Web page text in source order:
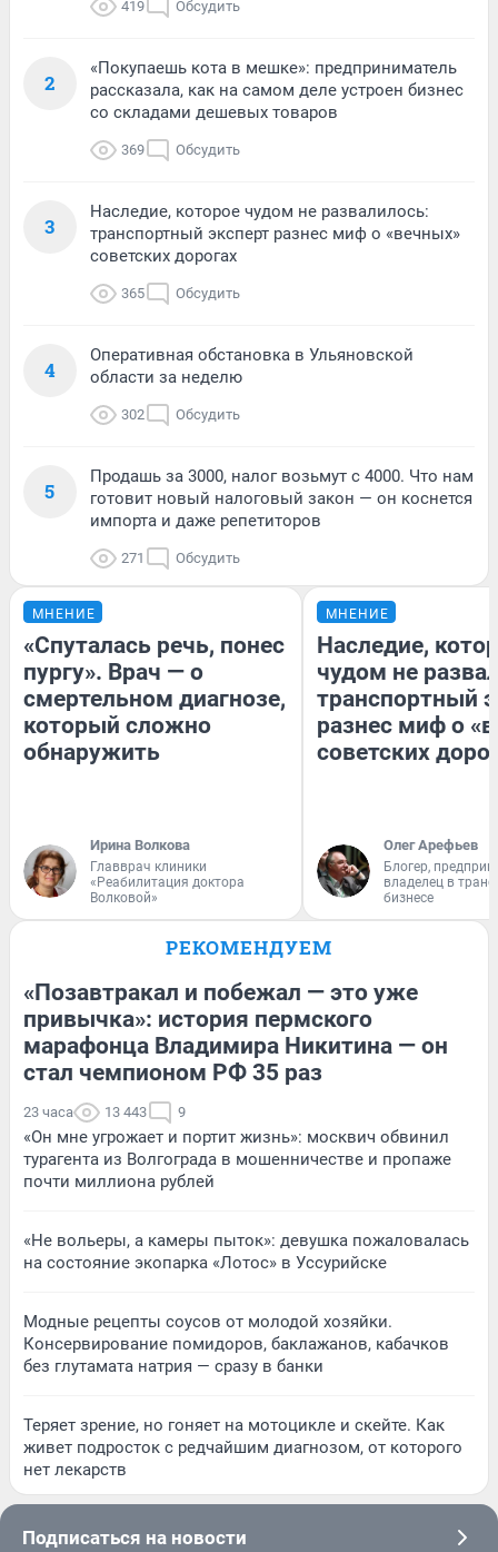
419 Обсудить
2
«Покупаешь кота в мешке»: предприниматель
рассказала, как на самом деле устроен бизнес
со складами дешевых товаров
369 Обсудить
3
Наследие, которое чудом не развалилось:
транспортный эксперт разнес миф о «вечных»
советских дорогах
365 Обсудить
4
Оперативная обстановка в Ульяновской
области за неделю
302 Обсудить
5
Продашь за 3000, налог возьмут с 4000. Что нам
готовит новый налоговый закон — он коснется
импорта и даже репетиторов
271 Обсудить
МНЕНИЕ
«Спуталась речь, понес
пургу». Врач — о
смертельном диагнозе,
который сложно
обнаружить
Ирина Волкова
Главврач клиники
«Реабилитация доктора
Волковой»
МНЕНИЕ
Наследие,
чудом не
транспортный
разнес миф о
советских
Олег Арефьев
Блогер,
владелец в
бизнесе
РЕКОМЕНДУЕМ
«Позавтракал и побежал — это уже
привычка»: история пермского
марафонца Владимира Никитина — он
стал чемпионом РФ 35 раз
23 часа 13 443 9
«Он мне угрожает и портит жизнь»: москвич обвинил
турагента из Волгограда в мошенничестве и пропаже
почти миллиона рублей
«Не вольеры, а камеры пыток»: девушка пожаловалась
на состояние экопарка «Лотос» в Уссурийске
Модные рецепты соусов от молодой хозяйки.
Консервирование помидоров, баклажанов, кабачков
без глутамата натрия — сразу в банки
Теряет зрение, но гоняет на мотоцикле и скейте. Как
живет подросток с редчайшим диагнозом, от которого
нет лекарств
Подписаться на новости